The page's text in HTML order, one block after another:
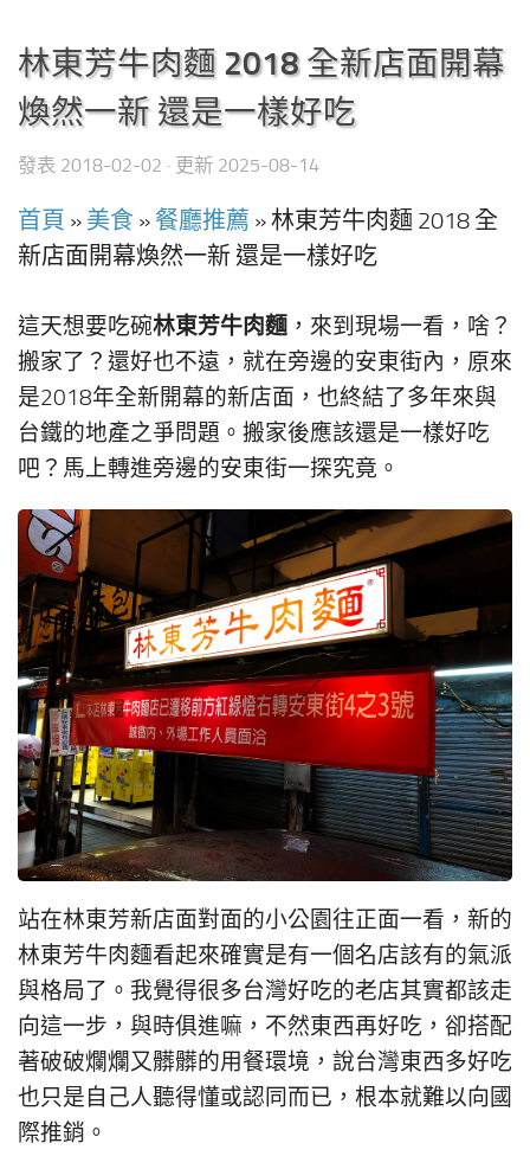
林東芳牛肉麵 2018 全新店面開幕
煥然一新 還是一樣好吃
發表 2018-02-02 · 更新 2025-08-14
首頁 » 美食 » 餐廳推薦 »林東芳牛肉麵 2018 全
新店面開幕煥然一新 還是一樣好吃
這天想要吃碗林東芳牛肉麵 ，來到現場一看，啥？
搬家了？還好也不遠，就在旁邊的安東街內，原來
是2018年全新開幕的新店面，也終結了多年來與
台鐵的地產之爭問題。搬家後應該還是一樣好吃
吧？馬上轉進旁邊的安東街一探究竟。
站在林東芳新店面對面的小公園往正面一看，新的
林東芳牛肉麵看起來確實是有一個名店該有的氣派
與格局了。我覺得很多台灣好吃的老店其實都該走
向這一步，與時俱進嘛，不然東西再好吃，卻搭配
著破破爛爛又髒髒的用餐環境，說台灣東西多好吃
也只是自己人聽得懂或認同而已，根本就難以向國
際推銷。